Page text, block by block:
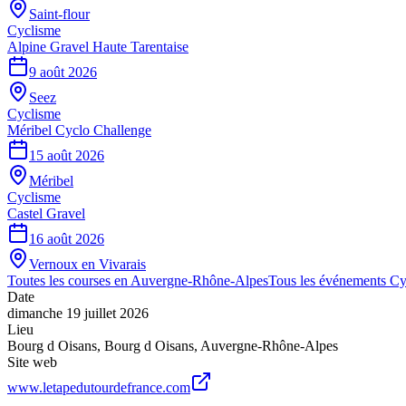
Saint-flour
Cyclisme
Alpine Gravel Haute Tarentaise
9 août 2026
Seez
Cyclisme
Méribel Cyclo Challenge
15 août 2026
Méribel
Cyclisme
Castel Gravel
16 août 2026
Vernoux en Vivarais
Toutes les courses en Auvergne-Rhône-AlpesTous les événements
Date
dimanche 19 juillet 2026
Lieu
Bourg d Oisans, Bourg d Oisans, Auvergne-Rhône-Alpes
Site web
www.letapedutourdefrance.com